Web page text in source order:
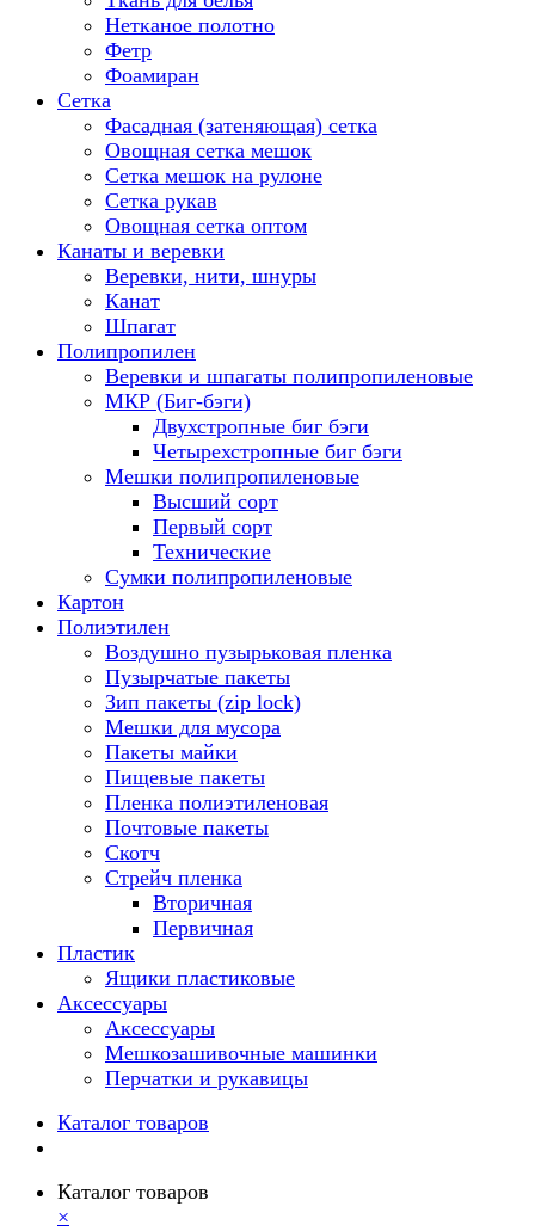
Нетканое полотно
Фетр
Фоамиран
Сетка
Фасадная (затеняющая) сетка
Овощная сетка мешок
Сетка мешок на рулоне
Сетка рукав
Овощная сетка оптом
Канаты и веревки
Веревки, нити, шнуры
Канат
Шпагат
Полипропилен
Веревки и шпагаты полипропиленовые
МКР (Биг-бэги)
Двухстропные биг бэги
Четырехстропные биг бэги
Мешки полипропиленовые
Высший сорт
Первый сорт
Технические
Сумки полипропиленовые
Картон
Полиэтилен
Воздушно пузырьковая пленка
Пузырчатые пакеты
Зип пакеты (zip lock)
Мешки для мусора
Пакеты майки
Пищевые пакеты
Пленка полиэтиленовая
Почтовые пакеты
Скотч
Стрейч пленка
Вторичная
Первичная
Пластик
Ящики пластиковые
Аксессуары
Аксессуары
Мешкозашивочные машинки
Перчатки и рукавицы
Каталог товаров
Каталог товаров
×